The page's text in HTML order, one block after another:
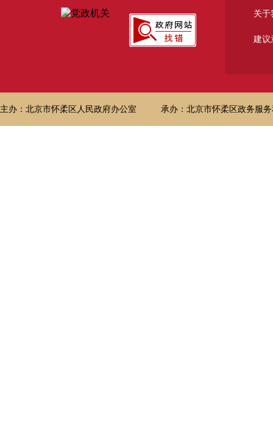
关于
建议
主办：北京市怀柔区人民政府办公室 承办：北京市怀柔区政务服